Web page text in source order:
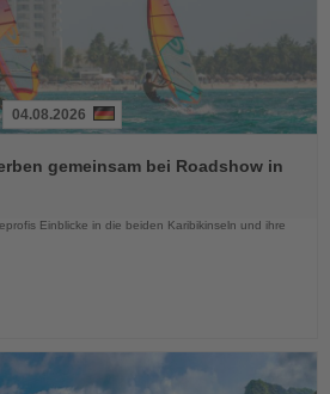
04.08.2026
gemeinsam bei Roadshow in
Einblicke in die beiden Karibikinseln und ihre